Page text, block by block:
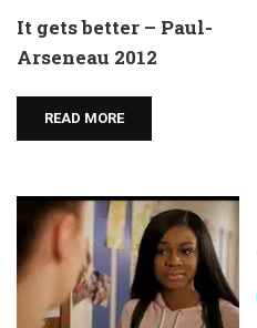
It gets better – Paul-
Arseneau 2012
READ MORE